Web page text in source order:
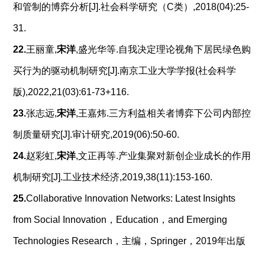
和管制的博弈分析[J].社会科学研究（C类）,2018(04):25-
31.
22.王丽童,宋洋,盛光华等.自我决定理论视角下居民绿色购
买行为的驱动机制研究[J].南京工业大学学报(社会科学
版),2022,21(03):61-73+116.
23.张志远,宋洋,王嘉炜.三方利益相关者博弈下公司内部控
制质量研究[J].审计研究,2019(06):50-60.
24.赵彩虹,宋洋,文正再等.产业集聚对新创企业成长的作用
机制研究[J].工业技术经济,2019,38(11):153-160.
25.Collaborative Innovation Networks: Latest Insights
from Social Innovation，Education，and Emerging
Technologies Research，主编，Springer，2019年出版